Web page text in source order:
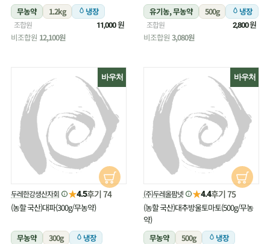
유기농, 무농약 500g 냉장
조합원 2,800원
비조합원 3,080원
무농약 1.2kg 냉장
조합원 11,000원
비조합원 12,100원
바우처
(주)두레올팜넷 ★4.4후기 75
(농할 국산)대추방울토마토(500g/무농
약)
무농약
500g 냉장
바우처
두레한강생산자회 ★4.5후기 74
(농할 국산)대파(300g/무농약)
무농약 300g 냉장